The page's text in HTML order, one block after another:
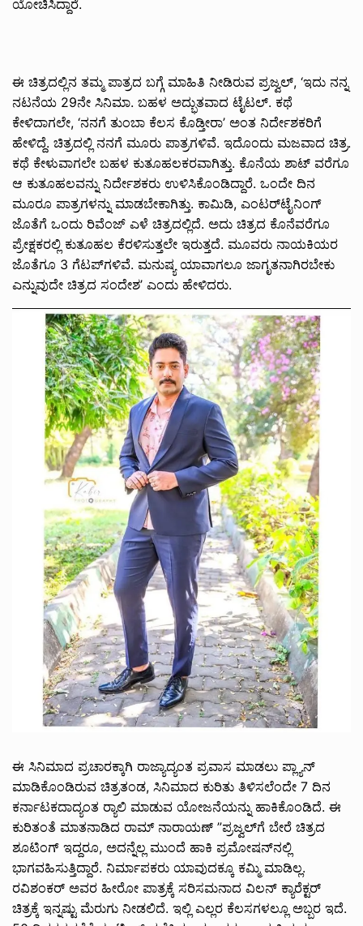
ಯೋಚಿಸಿದ್ದಾರೆ.
ಈ ಚಿತ್ರದಲ್ಲಿನ ತಮ್ಮ ಪಾತ್ರದ ಬಗ್ಗೆ ಮಾಹಿತಿ ನೀಡಿರುವ ಪ್ರಜ್ವಲ್, ‘ಇದು ನನ್ನ
ನಟನೆಯ 29ನೇ ಸಿನಿಮಾ. ಬಹಳ ಅದ್ಭುತವಾದ ಟೈಟಲ್. ಕಥೆ
ಕೇಳಿದಾಗಲೇ, ‘ನನಗೆ ತುಂಬಾ ಕೆಲಸ ಕೊಡ್ತೀರಾ’ ಅಂತ ನಿರ್ದೇಶಕರಿಗೆ
ಹೇಳಿದ್ದೆ. ಚಿತ್ರದಲ್ಲಿ ನನಗೆ ಮೂರು ಪಾತ್ರಗಳಿವೆ. ಇದೊಂದು ಮಜವಾದ ಚಿತ್ರ.
ಕಥೆ ಕೇಳುವಾಗಲೇ ಬಹಳ ಕುತೂಹಲಕರವಾಗಿತ್ತು. ಕೊನೆಯ ಶಾಟ್ ವರೆಗೂ
ಆ ಕುತೂಹಲವನ್ನು ನಿರ್ದೇಶಕರು ಉಳಿಸಿಕೊಂಡಿದ್ದಾರೆ. ಒಂದೇ ದಿನ
ಮೂರೂ ಪಾತ್ರಗಳನ್ನು ಮಾಡಬೇಕಾಗಿತ್ತು. ಕಾಮಿಡಿ, ಎಂಟರ್‌ಟೈನಿಂಗ್
ಜೊತೆಗೆ ಒಂದು ರಿವೆಂಜ್ ಎಳೆ ಚಿತ್ರದಲ್ಲಿದೆ. ಅದು ಚಿತ್ರದ ಕೊನೆವರೆಗೂ
ಪ್ರೇಕ್ಷಕರಲ್ಲಿ ಕುತೂಹಲ ಕೆರಳಿಸುತ್ತಲೇ ಇರುತ್ತದೆ. ಮೂವರು ನಾಯಕಿಯರ
ಜೊತೆಗೂ 3 ಗೆಟಪ್‌ಗಳಿವೆ. ಮನುಷ್ಯ ಯಾವಾಗಲೂ ಜಾಗೃತನಾಗಿರಬೇಕು
ಎನ್ನುವುದೇ ಚಿತ್ರದ ಸಂದೇಶ’ ಎಂದು ಹೇಳಿದರು.
ಈ ಸಿನಿಮಾದ ಪ್ರಚಾರಕ್ಕಾಗಿ ರಾಜ್ಯಾದ್ಯಂತ ಪ್ರವಾಸ ಮಾಡಲು ಪ್ಲ್ಯಾನ್
ಮಾಡಿಕೊಂಡಿರುವ ಚಿತ್ರತಂಡ, ಸಿನಿಮಾದ ಕುರಿತು ತಿಳಿಸಲೆಂದೇ 7 ದಿನ
ಕರ್ನಾಟಕದಾದ್ಯಂತ ರ‍್ಯಾಲಿ ಮಾಡುವ ಯೋಜನೆಯನ್ನು ಹಾಕಿಕೊಂಡಿದೆ. ಈ
ಕುರಿತಂತೆ ಮಾತನಾಡಿದ ರಾಮ್ ನಾರಾಯಣ್ ”ಪ್ರಜ್ವಲ್‌ಗೆ ಬೇರೆ ಚಿತ್ರದ
ಶೂಟಿಂಗ್ ಇದ್ದರೂ, ಅದನ್ನೆಲ್ಲ ಮುಂದೆ ಹಾಕಿ ಪ್ರಮೋಷನ್‌ನಲ್ಲಿ
ಭಾಗವಹಿಸುತ್ತಿದ್ದಾರೆ. ನಿರ್ಮಾಪಕರು ಯಾವುದಕ್ಕೂ ಕಮ್ಮಿ ಮಾಡಿಲ್ಲ.
ರವಿಶಂಕರ್ ಅವರ ಹೀರೋ ಪಾತ್ರಕ್ಕೆ ಸರಿಸಮನಾದ ವಿಲನ್ ಕ್ಯಾರೆಕ್ಟರ್
ಚಿತ್ರಕ್ಕೆ ಇನ್ನಷ್ಟು ಮೆರುಗು ನೀಡಲಿದೆ. ಇಲ್ಲಿ ಎಲ್ಲರ ಕೆಲಸಗಳಲ್ಲೂ ಅಬ್ಬರ ಇದೆ.